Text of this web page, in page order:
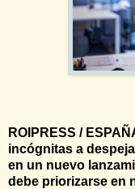
ROIPRESS /
incógnitas a
en un nuevo
debe priorizarse en